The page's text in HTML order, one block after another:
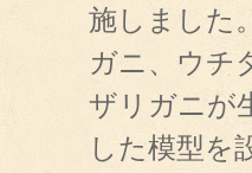
施しました
ガニ、ウチ
ザリガニが
した模型を